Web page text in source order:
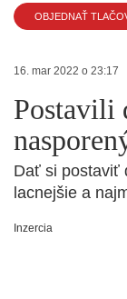
OBJEDNAŤ
16. mar 2022 o 23:17
Postavili
Dať si postaviť
lacnejšie a
Inzercia